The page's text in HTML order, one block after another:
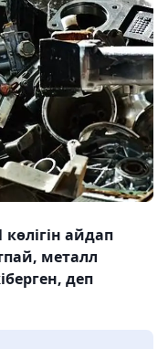
айдап
металл
деп